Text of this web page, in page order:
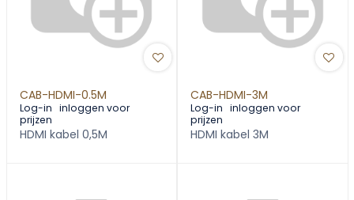
CAB-HDMI-0.5M
Log-in inloggen voor
prijzen
HDMI kabel 0,5M
CAB-HDMI-3M
Log-in inloggen voor
prijzen
HDMI kabel 3M